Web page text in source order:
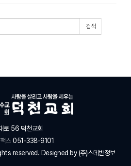
검색
로 56 덕천교회
팩스051-338-9101
reserved. Designed by(주)스데반정보